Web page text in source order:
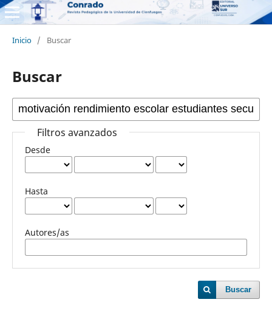
Inicio / Buscar
Buscar
Filtros avanzados
Desde
Hasta
Autores/as
Buscar